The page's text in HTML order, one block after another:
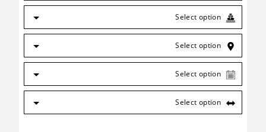
Select option
Select option
Select option
Select option